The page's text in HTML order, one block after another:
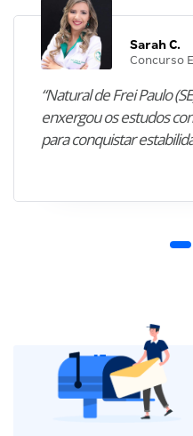
Sarah C.
Concurso
“Natural de Frei Paulo
enxergou os estudos
para conquistar